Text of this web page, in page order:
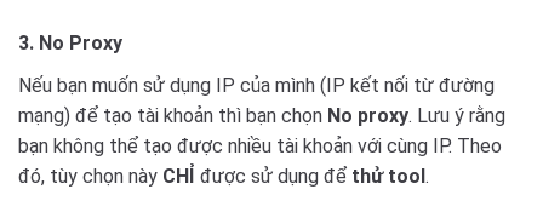
3. No Proxy
Nếu bạn muốn sử dụng IP của mình (IP kết nối từ đường
mạng) để tạo tài khoản thì bạn chọn No proxy. Lưu ý rằng
bạn không thể tạo được nhiều tài khoản với cùng IP. Theo
đó, tùy chọn này CHỈ được sử dụng để thử tool.